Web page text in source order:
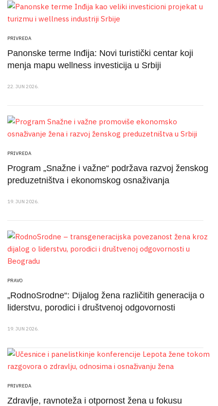
PRIVREDA
Panonske terme Inđija: Novi turistički centar koji
menja mapu wellness investicija u Srbiji
22. JUN 2026.
PRIVREDA
Program „Snažne i važne“ podržava razvoj ženskog
preduzetništva i ekonomskog osnaživanja
19. JUN 2026.
PRAVO
„RodnoSrodne“: Dijalog žena različitih generacija o
liderstvu, porodici i društvenoj odgovornosti
19. JUN 2026.
PRIVREDA
Zdravlje, ravnoteža i otpornost žena u fokusu